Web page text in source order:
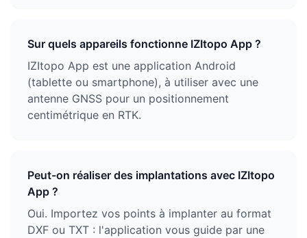
Sur quels appareils fonctionne IZItopo App ?
IZItopo App est une application Android
(tablette ou smartphone), à utiliser avec une
antenne GNSS pour un positionnement
centimétrique en RTK.
Peut-on réaliser des implantations avec IZItopo
App ?
Oui. Importez vos points à implanter au format
DXF ou TXT : l'application vous guide par une